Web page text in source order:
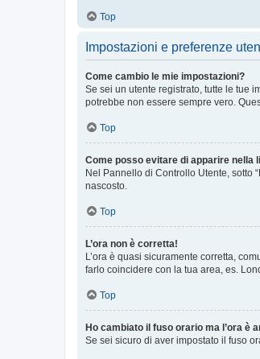
Top
Impostazioni e preferenze
Come cambio le mie impostazioni?
Se sei un utente registrato, tutte le tue
potrebbe non essere sempre vero.
Top
Come posso evitare di apparire nella
Nel Pannello di Controllo Utente, sotto
nascosto.
Top
L’ora non è corretta!
L’ora è quasi sicuramente corretta,
farlo coincidere con la tua area, es.
Top
Ho cambiato il fuso orario ma l’ora è
Se sei sicuro di aver impostato il fuso